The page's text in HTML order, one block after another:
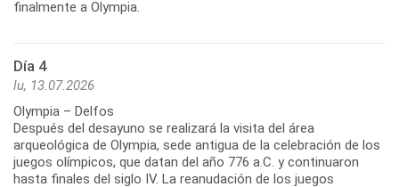
Día 4
lu, 13.07.2026
Olympia – Delfos
Después del desayuno se realizará la visita del área
arqueológica de Olympia, sede antigua de la celebración de los
juegos olímpicos, que datan del año 776 a.C. y continuaron
hasta finales del siglo IV. La reanudación de los juegos